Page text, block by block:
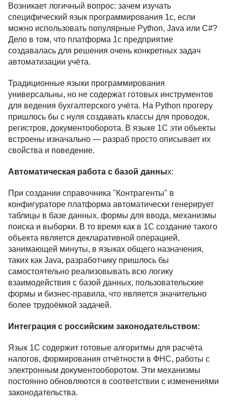
Возникает логичный вопрос: зачем изучать
специфический язык программирования 1с, если
можно использовать популярные Python, Java или C#?
Дело в том, что платформа 1с предприятие
создавалась для решения очень конкретных задач
автоматизации учёта.
Традиционные языки программирования
универсальны, но не содержат готовых инструментов
для ведения бухгалтерского учёта. На Python прогеру
пришлось бы с нуля создавать классы для проводок,
регистров, документооборота. В языке 1С эти объекты
встроены изначально — разраб просто описывает их
свойства и поведение.
Автоматическая работа с базой данных:
При создании справочника "Контрагенты" в
конфигураторе платформа автоматически генерирует
таблицы в базе данных, формы для ввода, механизмы
поиска и выборки. В то время как в 1С создание такого
объекта является декларативной операцией,
занимающей минуты, в языках общего назначения,
таких как Java, разработчику пришлось бы
самостоятельно реализовывать всю логику
взаимодействия с базой данных, пользовательские
формы и бизнес-правила, что является значительно
более трудоёмкой задачей.
Интеграция с российским законодательством:
Язык 1С содержит готовые алгоритмы для расчёта
налогов, формирования отчётности в ФНС, работы с
электронным документооборотом. Эти механизмы
постоянно обновляются в соответствии с изменениями
законодательства.